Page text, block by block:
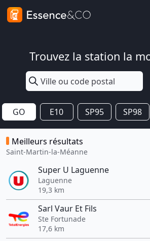
Trouvez la station la
GO E10 SP95 SP98
Meilleurs résultats
Saint-Martin-la-Méanne
Super U Laguenne
Laguenne
19,3 km
Sarl Vaur Et Fils
Ste Fortunade
17,6 km